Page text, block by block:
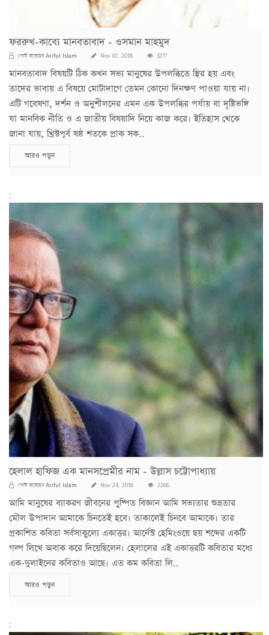
ফররুখ-কাব্যে মানবতাবাদ - ওসমান মাহমুদ
পোস্ট করেছেনAriful Islam Nov 07, 2018 3277
মানবতাবাদ বিষয়টি ঠিক কখন সভ্য মানুষের উপলব্ধিতে স্থির হয় এবং
তাদের ভাবায় এ বিষয়ে মোটাদাগে তেমন কোনো দিনক্ষণ পাওয়া যায় না।
এটি গবেষণা, দর্শন ও অনুশীলনের এমন এক উপলব্ধির পর্যায় বা দৃষ্টিভঙ্গি
যা মানবিক নীতি ও এ জাতীয় বিষয়াদি নিয়ে কাজ করে। ইতিহাস থেকে
জানা যায়, খ্রিস্টপূর্ব ষষ্ঠ শতকে প্রাক সক..
আরও পড়ুন
;
হেলাল হাফিজ এক মানসপ্রেমীর নাম - উল্লাস চট্টোপাধ্যায়
পোস্ট করেছেনAriful Islam Nov 24, 2018 2266
আমি মানুষের ব্যাকরণ জীবনের পুষ্পিত বিজ্ঞান আমি সভ্যতার শুভ্রতার
মৌল উপাদান আমাকে চিনতেই হবে। তাকালেই চিনবে আমাকে। তার
প্রকাশিত কবিতা সর্বসাকুল্যে একাত্তর। আর্নেস্ট হেমিংওয়ে ছয় শব্দের একটি
গল্প লিখে অবাক করে দিয়েছিলেন। হেলালের এই একাত্তরটি কবিতার মধ্যে
এক-দুলাইনের কবিতাও আছে। এত কম কবিতা লি..
আরও পড়ুন
;